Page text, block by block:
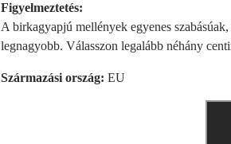
Figyelmeztetés:
A birkagyapjú mellények egyenes
legnagyobb. Válasszon legalább néhány
Származási ország: EU